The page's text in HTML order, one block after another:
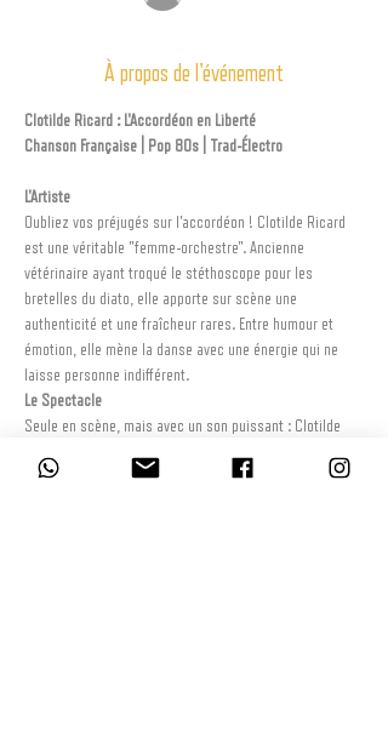
À propos de l'événement
Clotilde Ricard : L'Accordéon en Liberté
Chanson Française | Pop 80s | Trad-Électro
L'Artiste
Oubliez vos préjugés sur l'accordéon ! Clotilde Ricard
est une véritable "femme-orchestre". Ancienne
vétérinaire ayant troqué le stéthoscope pour les
bretelles du diato, elle apporte sur scène une
authenticité et une fraîcheur rares. Entre humour et
émotion, elle mène la danse avec une énergie qui ne
laisse personne indifférent.
Le Spectacle
Seule en scène, mais avec un son puissant : Clotilde
grosse caisse au pied pour marquer le tempo. C’est un